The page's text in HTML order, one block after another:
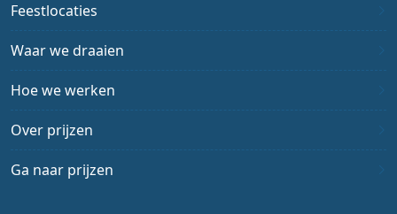
Feestlocaties
Waar we draaien
Hoe we werken
Over prijzen
Ga naar prijzen